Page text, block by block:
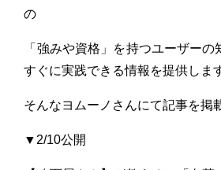
の
「強みや資格」を持つユーザーの
すぐに実践できる情報を提供しま
そんなヨムーノさんにて記事を掲
▼2/10公開